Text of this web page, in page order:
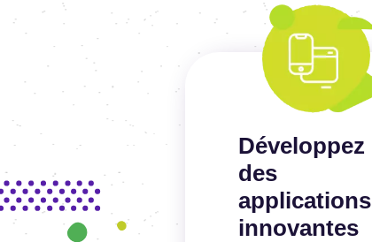
Développez
des
applications
innovantes
En savoir plus